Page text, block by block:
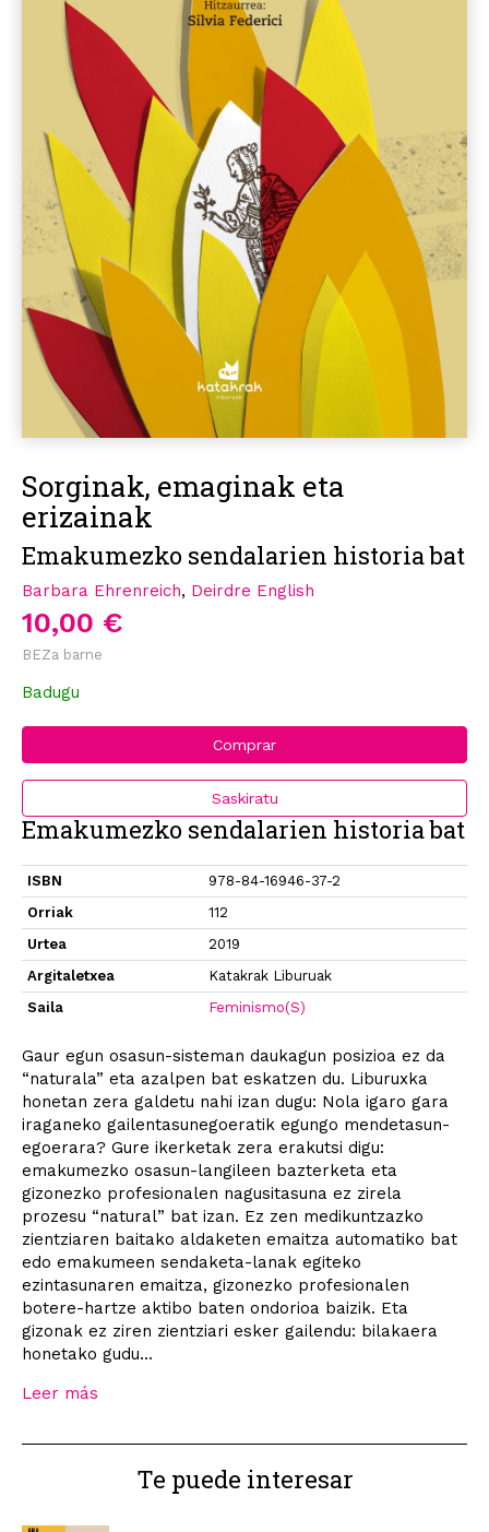
Sorginak, emaginak eta
erizainak
Emakumezko sendalarien historia bat
Barbara Ehrenreich, Deirdre English
10,00 €
BEZa barne
Badugu
Comprar
Saskiratu
Emakumezko sendalarien historia bat
ISBN
978-84-16946-37-2
Orriak
112
Urtea
2019
Argitaletxea
Katakrak Liburuak
Saila
Feminismo(S)
Gaur egun osasun-sisteman daukagun posizioa ez da
“naturala” eta azalpen bat eskatzen du. Liburuxka
honetan zera galdetu nahi izan dugu: Nola igaro gara
iraganeko gailentasunegoeratik egungo mendetasun-
egoerara? Gure ikerketak zera erakutsi digu:
emakumezko osasun-langileen bazterketa eta
gizonezko profesionalen nagusitasuna ez zirela
prozesu “natural” bat izan. Ez zen medikuntzazko
zientziaren baitako aldaketen emaitza automatiko bat
edo emakumeen sendaketa-lanak egiteko
ezintasunaren emaitza, gizonezko profesionalen
botere-hartze aktibo baten ondorioa baizik. Eta
gizonak ez ziren zientziari esker gailendu: bilakaera
honetako gudu...
Leer más
Te puede interesar